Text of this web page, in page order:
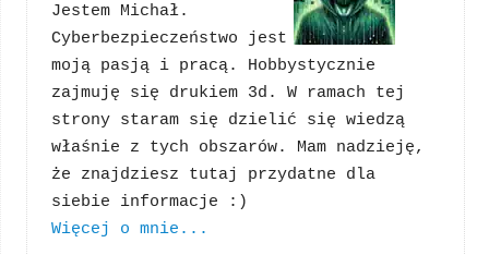
Jestem Michał.
Cyberbezpieczeństwo jest
moją pasją i pracą. Hobbystycznie
zajmuję się drukiem 3d. W ramach tej
strony staram się dzielić się wiedzą
właśnie z tych obszarów. Mam nadzieję,
że znajdziesz tutaj przydatne dla
Więcej o mnie...